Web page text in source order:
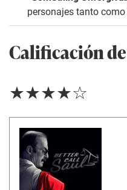
personajes tanto
Calificación
★★★★☆